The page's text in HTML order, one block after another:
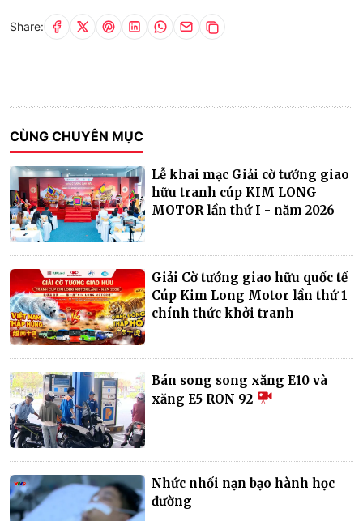
Share:
CÙNG CHUYÊN MỤC
Lễ khai mạc Giải cờ tướng giao
hữu tranh cúp KIM LONG
MOTOR lần thứ I - năm 2026
Giải Cờ tướng giao hữu quốc tế
Cúp Kim Long Motor lần thứ 1
chính thức khởi tranh
Bán song song xăng E10 và
xăng E5 RON 92
Nhức nhối nạn bạo hành học
đường